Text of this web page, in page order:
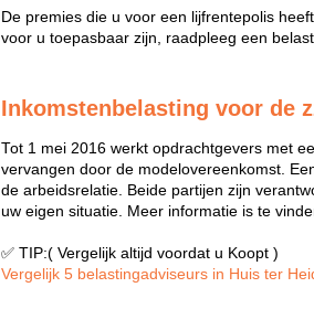
De premies die u voor een lijfrentepolis
voor u toepasbaar zijn, raadpleeg een
Inkomstenbelasting voor de
Tot 1 mei 2016 werkt opdrachtgevers met
vervangen door de modelovereenkomst.
de arbeidsrelatie. Beide partijen zijn
uw eigen situatie. Meer informatie is te
✅ TIP:( Vergelijk altijd voordat u Koopt )
Vergelijk 5 belastingadviseurs in Huis ter